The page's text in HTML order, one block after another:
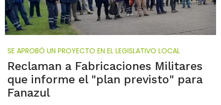
SE APROBÓ UN PROYECTO EN EL LEGISLATIVO LOCAL
Reclaman a Fabricaciones Militares
que informe el "plan previsto" para
Fanazul